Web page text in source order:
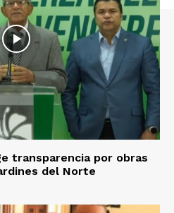
transparencia por obras
del Norte